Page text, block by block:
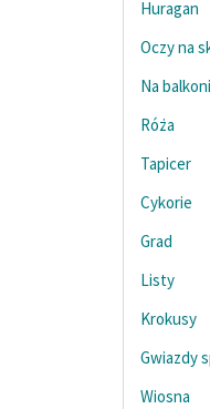
Huragan
Oczy na
Na
Róża
Tapicer
Cykorie
Grad
Listy
Krokusy
Gwiazdy
Wiosna